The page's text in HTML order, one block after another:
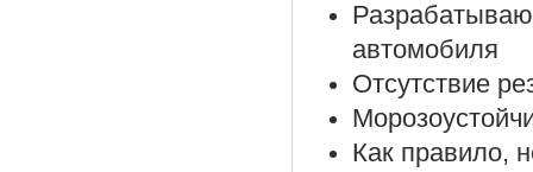
автомобиля
Отсутствие
Как правило,